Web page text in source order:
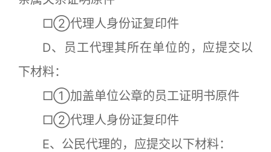
□②代理人身份证复印件
D、员工代理其所在单位的，应提交以
下材料：
□①加盖单位公章的员工证明书原件
□②代理人身份证复印件
E、公民代理的，应提交以下材料：